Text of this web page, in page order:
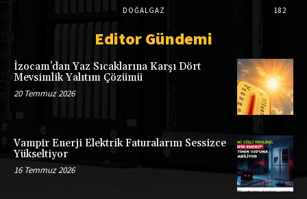
DOĞALGAZ
182
Editor Gündemi
İzocam’dan Yaz Sıcaklarına Karşı Dört
Mevsimlik Yalıtım Çözümü
20 Temmuz 2026
Vampir Enerji Elektrik Faturalarını Sessizce
Yükseltiyor
16 Temmuz 2026